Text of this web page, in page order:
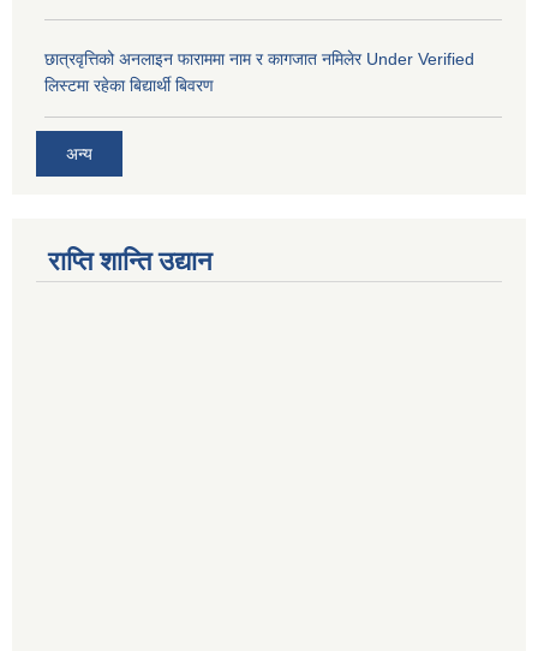
छात्रवृत्तिको अनलाइन फाराममा नाम र कागजात नमिलेर Under Verified
लिस्टमा रहेका बिद्यार्थी बिवरण
अन्य
राप्ति शान्ति उद्यान